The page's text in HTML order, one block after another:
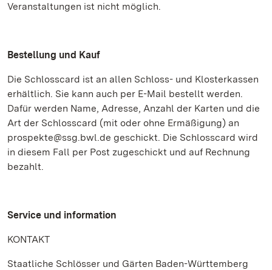
Veranstaltungen ist nicht möglich.
Bestellung und Kauf
Die Schlosscard ist an allen Schloss- und Klosterkassen
erhältlich. Sie kann auch per E-Mail bestellt werden.
Dafür werden Name, Adresse, Anzahl der Karten und die
Art der Schlosscard (mit oder ohne Ermäßigung) an
prospekte@ssg.bwl.de geschickt. Die Schlosscard wird
in diesem Fall per Post zugeschickt und auf Rechnung
bezahlt.
Service und information
KONTAKT
Staatliche Schlösser und Gärten Baden-Württemberg